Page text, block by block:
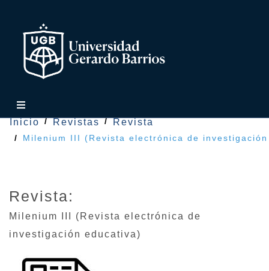
Inicio Revistas Revista
Milenium III (Revista electrónica de
Revista:
Milenium III (Revista electrónica de
investigación educativa)